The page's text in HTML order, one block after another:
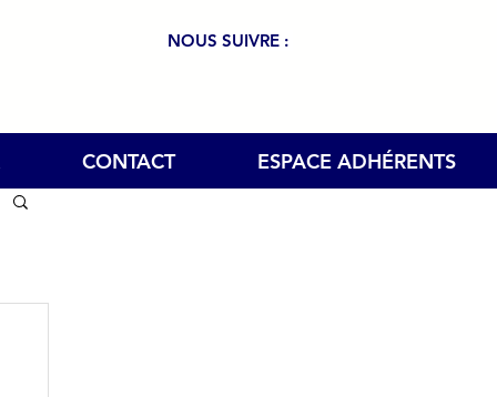
NOUS SUIVRE :
CONTACT ESPACE ADHÉRENTS